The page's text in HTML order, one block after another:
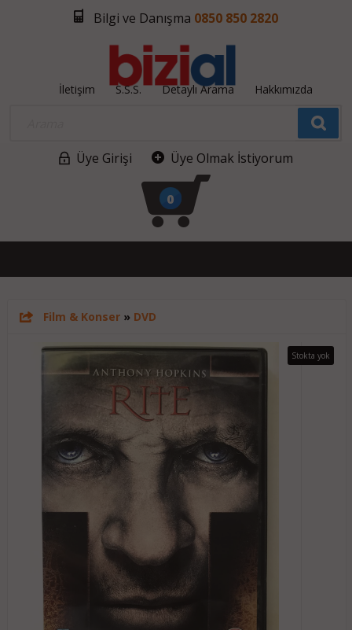
Bilgi ve Danışma 0850 850 2820
İletişim S.S.S. Detaylı Arama Hakkımızda
Üye Girişi Üye Olmak İstiyorum
0
Film & Konser» DVD
Stokta yok